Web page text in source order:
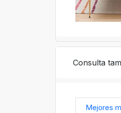
Consulta
Mejores